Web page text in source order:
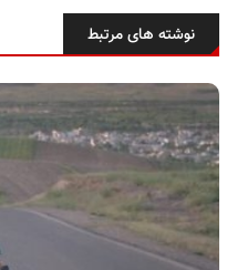
نوشته های مرتبط